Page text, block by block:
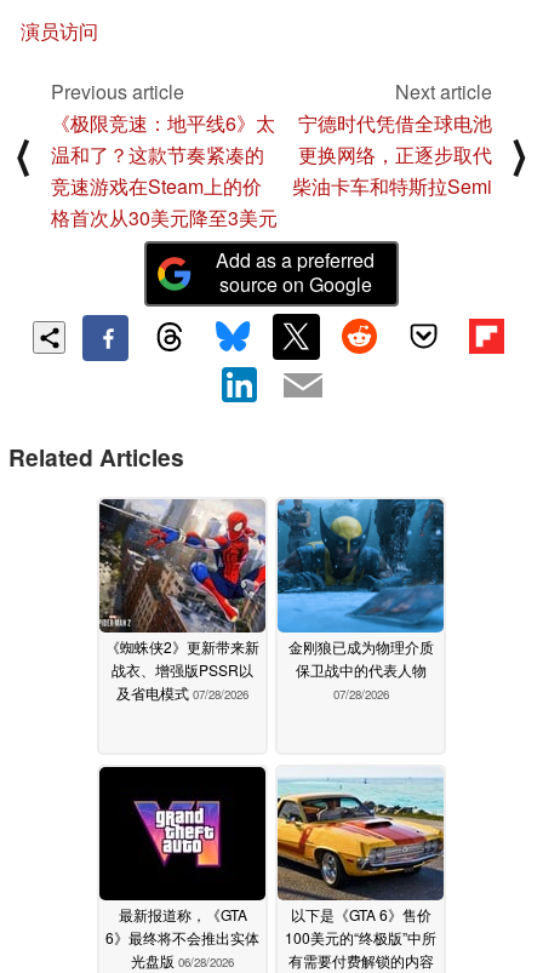
演员访问
⟨
Previous article
《极限竞速：地平线6》太
温和了？这款节奏紧凑的
竞速游戏在Steam上的价
格首次从30美元降至3美元
Next article
宁德时代凭借全球电池
更换网络，正逐步取代
柴油卡车和特斯拉Semi
⟩
Add as a preferred
source on Google
Related Articles
《蜘蛛侠2》更新带来新
战衣、增强版PSSR以
及省电模式 07/28/2026
金刚狼已成为物理介质
保卫战中的代表人物
07/28/2026
最新报道称，《GTA
6》最终将不会推出实体
光盘版 06/28/2026
以下是《GTA 6》售价
100美元的“终极版”中所
有需要付费解锁的内容